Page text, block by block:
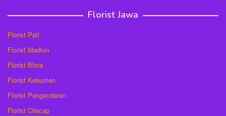
Florist Jawa
Florist Pati
Florist Madiun
Florist Blora
Florist Kebumen
Florist Pangandaran
Florist Cilacap